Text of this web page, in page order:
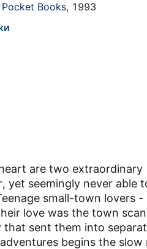
Pocket Books, 1993
are two extraordinary
yet seemingly never able
small-town lovers -
love was the town
sent them into
begins the slow